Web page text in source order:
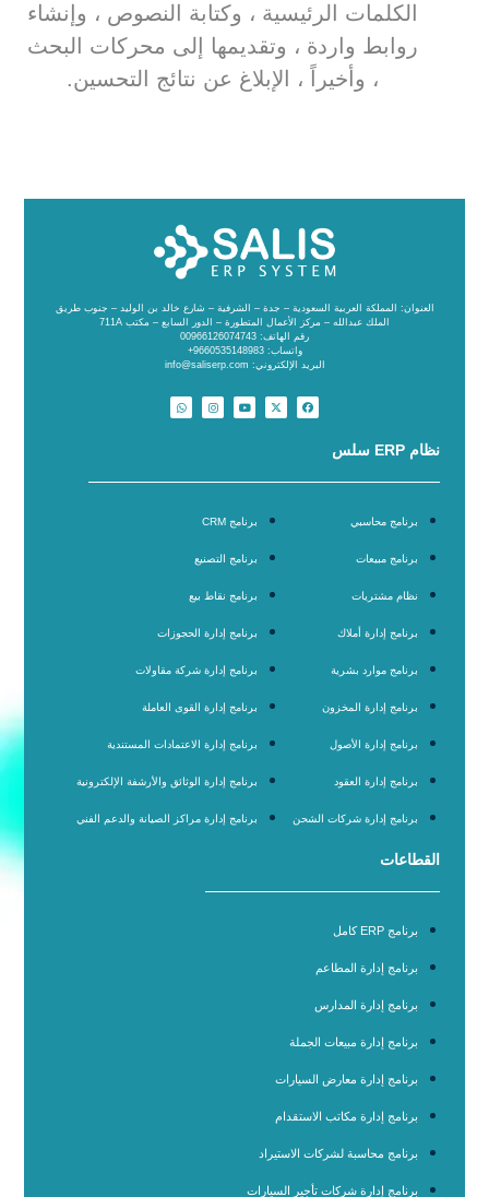
الكلمات الرئيسية ، وكتابة النصوص ، وإنشاء
روابط واردة ، وتقديمها إلى محركات البحث
، وأخيراً ، الإبلاغ عن نتائج التحسين.
العنوان: المملكة العربية السعودية – جدة – الشرفية – شارع خالد بن الوليد – جنوب طريق
الملك عبدالله – مركز الأعمال المتطورة – الدور السابع – مكتب 711A
رقم الهاتف: 00966126074743
واتساب: 9660535148983+
البريد الإلكتروني: info@saliserp.com
نظام ERP سلس
برنامج محاسبي
برنامج مبيعات
نظام مشتريات
برنامج إدارة أملاك
برنامج موارد بشرية
برنامج إدارة المخزون
برنامج إدارة الأصول
برنامج إدارة العقود
برنامج إدارة شركات الشحن
برنامج CRM
برنامج التصنيع
برنامج نقاط بيع
برنامج إدارة الحجوزات
برنامج إدارة شركة مقاولات
برنامج إدارة القوى العاملة
برنامج إدارة الاعتمادات المستندية
برنامج إدارة الوثائق والأرشفة الإلكترونية
برنامج إدارة مراكز الصيانة والدعم الفني
القطاعات
برنامج ERP كامل
برنامج إدارة المطاعم
برنامج إدارة المدارس
برنامج إدارة مبيعات الجملة
برنامج إدارة معارض السيارات
برنامج إدارة مكاتب الاستقدام
برنامج محاسبة لشركات الاستيراد
برنامج إدارة شركات تأجير السيارات